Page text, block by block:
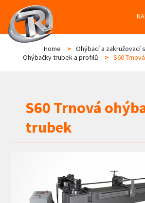
Home > Ohýbací a zakružovací
Ohýbačky trubek a profilů
> S60
S60 Trnová
trubek